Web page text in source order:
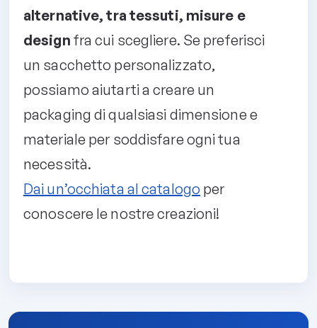
alternative, tra tessuti, misure e
design fra cui scegliere. Se preferisci
un sacchetto personalizzato,
possiamo aiutarti a creare un
packaging di qualsiasi dimensione e
materiale per soddisfare ogni tua
necessità.
Dai un’occhiata al catalogo per
conoscere le nostre creazioni!